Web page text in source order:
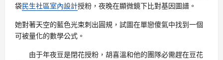
袋民生社區室內設計授粉，夜晚在顯微鏡下比對基因圖譜。
她對著天空的藍色光束刺出圓規，試圖在單戀傻氣中找到一個
可被量化的數學公式。
由于年夜豆是閉花授粉，胡喜溫和他的團隊必需趕在豆花